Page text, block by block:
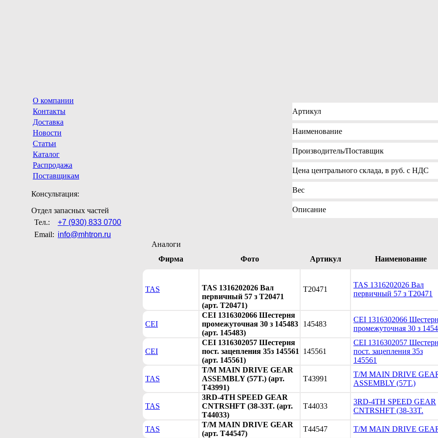
О компании
Контакты
Доставка
Новости
Статьи
Каталог
Распродажа
Поставщикам
Консультация:
Отдел запасных частей
Тел.:
+7 (930) 833 0700
Email: info@mhtron.ru
Артикул
Наименование
Производитель/Поставщик
Цена центрального склада, в руб. с НДС
Вес
Описание
Аналоги
Фирма
Фото Артикул Наименование
TAS
TAS 1316202026 Вал
первичный 57 з T20471
(арт. T20471)
T20471
TAS 1316202026 Вал
первичный 57 з T20471
CEI
CEI 1316302066 Шестерня
промежуточная 30 з 145483
(арт. 145483)
145483
CEI 1316302066
промежуточная 30 з
CEI
CEI 1316302057 Шестерня
пост. зацепления 35з 145561
(арт. 145561)
145561
CEI 1316302057
пост. зацепления 35з
145561
TAS
T/M MAIN DRIVE GEAR
ASSEMBLY (57T.) (арт.
T43991)
T43991
T/M MAIN DRIVE
ASSEMBLY (57T.)
TAS
3RD-4TH SPEED GEAR
CNTRSHFT (38-33T. (арт.
T44033)
T44033
3RD-4TH SPEED GEAR
CNTRSHFT (38-33T.
TAS
T/M MAIN DRIVE GEAR
(арт. T44547)
T44547 T/M MAIN DRIVE